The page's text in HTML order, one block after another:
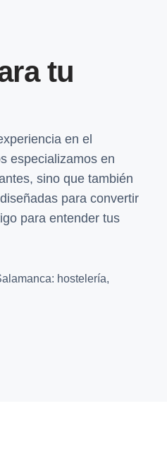
tu
en el
especializamos en
sino que también
para convertir
para entender tus
hostelería,